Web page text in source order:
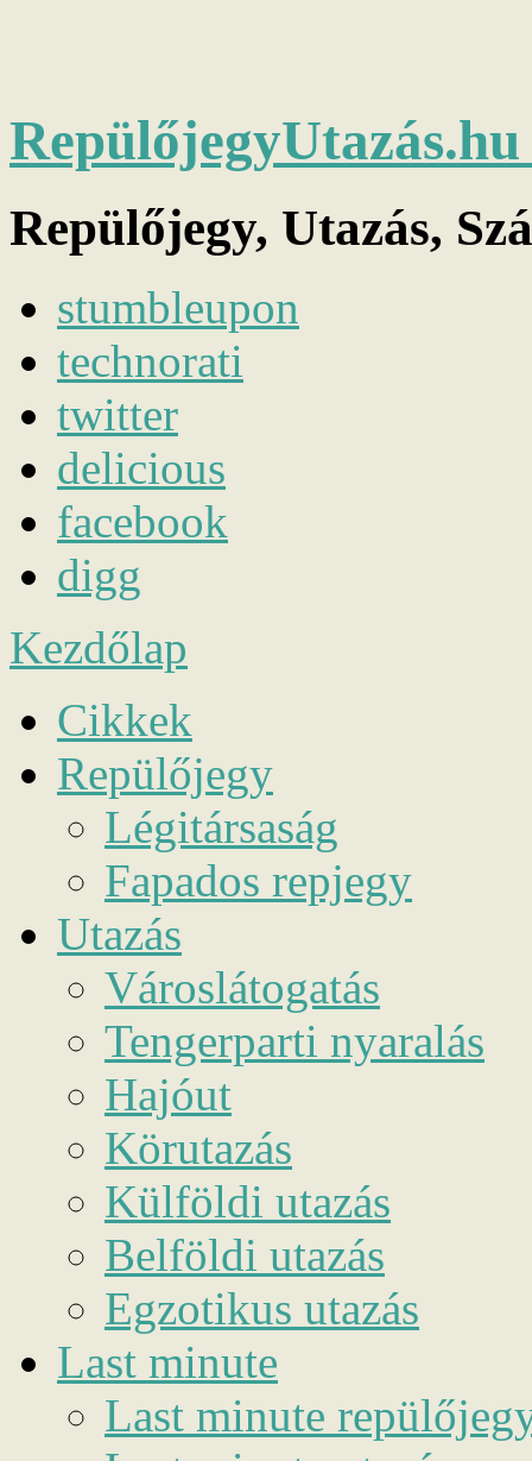
Repülőjegy, Utazás,
stumbleupon
technorati
twitter
delicious
facebook
digg
Kezdőlap
Cikkek
Repülőjegy
Légitársaság
Fapados repjegy
Utazás
Városlátogatás
Tengerparti nyaralás
Hajóut
Körutazás
Külföldi utazás
Belföldi utazás
Egzotikus utazás
Last minute
Last minute